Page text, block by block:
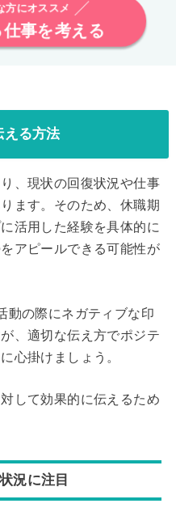
方にオススメ
事を考える
える方法
、現状の回復状況や仕事
ます。そのため、休職期
活用した経験を具体的に
アピールできる可能性が
動の際にネガティブな印
、適切な伝え方でポジテ
心掛けましょう。
して効果的に伝えるため
況に注目